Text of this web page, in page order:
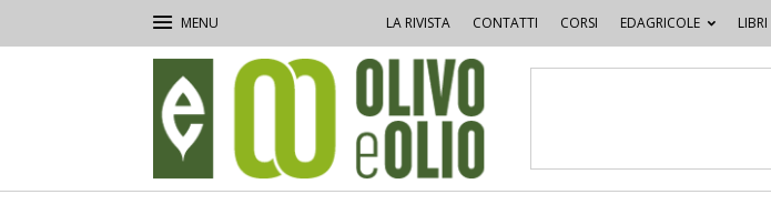
LA RIVISTA CONTATTI CORSI EDAGRICOLE LIBRI
e
Olio